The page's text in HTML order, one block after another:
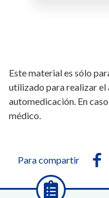
Este material es sólo
utilizado para realizar
automedicación. En
médico.
Para compartir